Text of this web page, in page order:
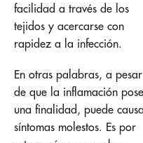
facilidad a través de los
tejidos y acercarse con
rapidez a la infección.
En otras palabras, a pesar
de que la inflamación
una finalidad, puede
síntomas molestos. Es por